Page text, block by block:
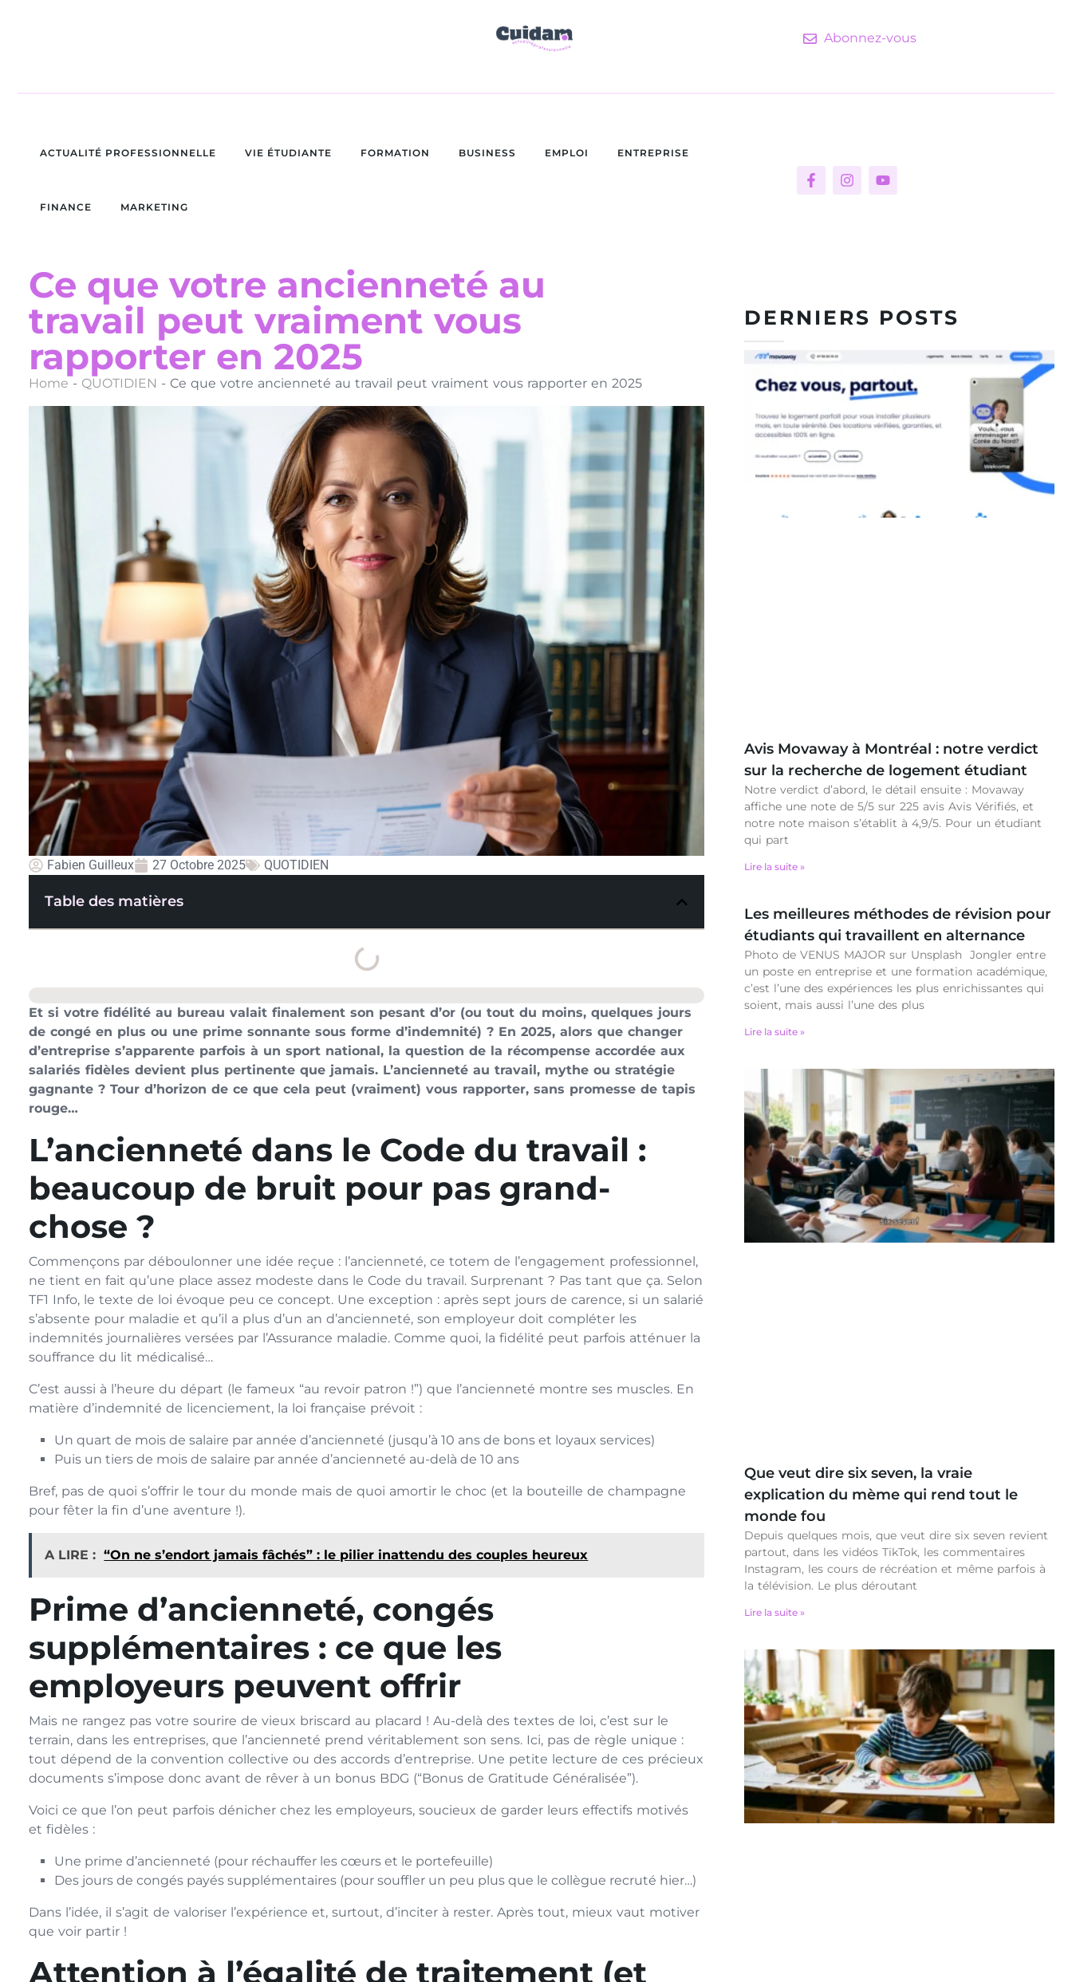
Abonnez-vous
ACTUALITÉ PROFESSIONNELLE VIE ÉTUDIANTE FORMATION BUSINESS EMPLOI ENTREPRISE
FINANCE MARKETING
DERNIERS POSTS
Avis Movaway à Montréal : notre verdict
sur la recherche de logement étudiant
Notre verdict d’abord, le détail ensuite : Movaway
affiche une note de 5/5 sur 225 avis Avis Vérifiés, et
notre note maison s’établit à 4,9/5. Pour un étudiant
qui part
Lire la suite »
Les meilleures méthodes de révision pour
étudiants qui travaillent en alternance
Photo de VENUS MAJOR sur Unsplash Jongler entre
un poste en entreprise et une formation académique,
c’est l’une des expériences les plus enrichissantes qui
soient, mais aussi l’une des plus
Lire la suite »
Que veut dire six seven, la vraie
explication du mème qui rend tout le
monde fou
Depuis quelques mois, que veut dire six seven revient
partout, dans les vidéos TikTok, les commentaires
Instagram, les cours de récréation et même parfois à
la télévision. Le plus déroutant
Lire la suite »
Ce que votre ancienneté au
travail peut vraiment vous
rapporter en 2025
Home - QUOTIDIEN -Ce que votre ancienneté au travail peut vraiment vous rapporter en 2025
Fabien Guilleux 27 Octobre 2025 QUOTIDIEN
Table des matières
Et si votre fidélité au bureau valait finalement son pesant d’or (ou tout du moins, quelques jours
de congé en plus ou une prime sonnante sous forme d’indemnité) ? En 2025, alors que changer
d’entreprise s’apparente parfois à un sport national, la question de la récompense accordée aux
salariés fidèles devient plus pertinente que jamais. L’ancienneté au travail, mythe ou stratégie
gagnante ? Tour d’horizon de ce que cela peut (vraiment) vous rapporter, sans promesse de tapis
rouge…
L’ancienneté dans le Code du travail :
beaucoup de bruit pour pas grand-
chose ?
Commençons par déboulonner une idée reçue : l’ancienneté, ce totem de l’engagement professionnel,
ne tient en fait qu’une place assez modeste dans le Code du travail. Surprenant ? Pas tant que ça. Selon
TF1 Info, le texte de loi évoque peu ce concept. Une exception : après sept jours de carence, si un salarié
s’absente pour maladie et qu’il a plus d’un an d’ancienneté, son employeur doit compléter les
indemnités journalières versées par l’Assurance maladie. Comme quoi, la fidélité peut parfois atténuer la
souffrance du lit médicalisé…
C’est aussi à l’heure du départ (le fameux “au revoir patron !”) que l’ancienneté montre ses muscles. En
matière d’indemnité de licenciement, la loi française prévoit :
Un quart de mois de salaire par année d’ancienneté (jusqu’à 10 ans de bons et loyaux services)
Puis un tiers de mois de salaire par année d’ancienneté au-delà de 10 ans
Bref, pas de quoi s’offrir le tour du monde mais de quoi amortir le choc (et la bouteille de champagne
pour fêter la fin d’une aventure !).
A LIRE : “On ne s’endort jamais fâchés” : le pilier inattendu des couples heureux
Prime d’ancienneté, congés
supplémentaires : ce que les
employeurs peuvent offrir
Mais ne rangez pas votre sourire de vieux briscard au placard ! Au-delà des textes de loi, c’est sur le
terrain, dans les entreprises, que l’ancienneté prend véritablement son sens. Ici, pas de règle unique :
tout dépend de la convention collective ou des accords d’entreprise. Une petite lecture de ces précieux
documents s’impose donc avant de rêver à un bonus BDG (“Bonus de Gratitude Généralisée”).
Voici ce que l’on peut parfois dénicher chez les employeurs, soucieux de garder leurs effectifs motivés
et fidèles :
Une prime d’ancienneté (pour réchauffer les cœurs et le portefeuille)
Des jours de congés payés supplémentaires (pour souffler un peu plus que le collègue recruté hier…)
Dans l’idée, il s’agit de valoriser l’expérience et, surtout, d’inciter à rester. Après tout, mieux vaut motiver
que voir partir !
Attention à l’égalité de traitement (et